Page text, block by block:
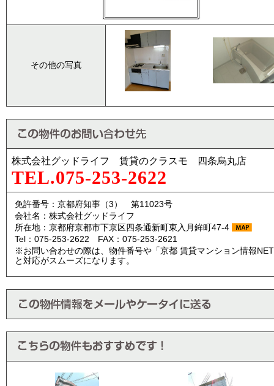
その他の写真
株式会社グッドライフ 賃貸のクラスモ 四条烏丸店
TEL.075-253-2622
免許番号：京都府知事（3） 第11023号
会社名：株式会社グッドライフ
所在地：京都府京都市下京区四条通新町東入月鉾町47-4
Tel：075-253-2622 FAX：075-253-2621
※お問い合わせの際は、物件番号や「京都 賃貸マンション情報
と対応がスムーズになります。